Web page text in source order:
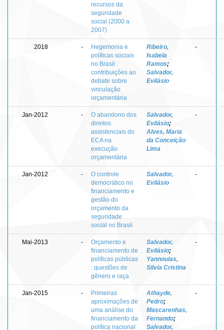
recursos da
seguridade
social (2000 a
2007)
2018 -
Hegemonia e
políticas sociais
no Brasil :
contribuições ao
debate sobre
vinculação
orçamentária
Ribeiro,
Isabela
Ramos;
Salvador,
Evilásio
-
Jan-2012 -
O abandono dos
direitos
assistenciais do
ECA na
execução
orçamentária
Salvador,
Evilásio;
Alves, Maria
da Conceição
Lima
-
Jan-2012 -
O controle
democrático no
financiamento e
gestão do
orçamento da
seguridade
social no Brasil
Salvador,
Evilásio
-
Mai-2013 -
Orçamento e
financiamento de
políticas públicas
: questões de
gênero e raça
Salvador,
Evilásio;
Yannoulas,
Silvia Cristina
-
Jan-2015 -
Primeiras
aproximações de
uma análise do
financiamento da
política nacional
Athayde,
Pedro;
Mascarenhas,
Fernando;
Salvador,
-